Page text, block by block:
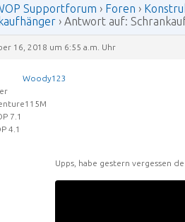
Supportforum › Foren ›
› Antwort auf:
16, 2018 um 6:55 a.m. Uhr
Woody123
7.1
4.1
Upps, habe gestern vergessen